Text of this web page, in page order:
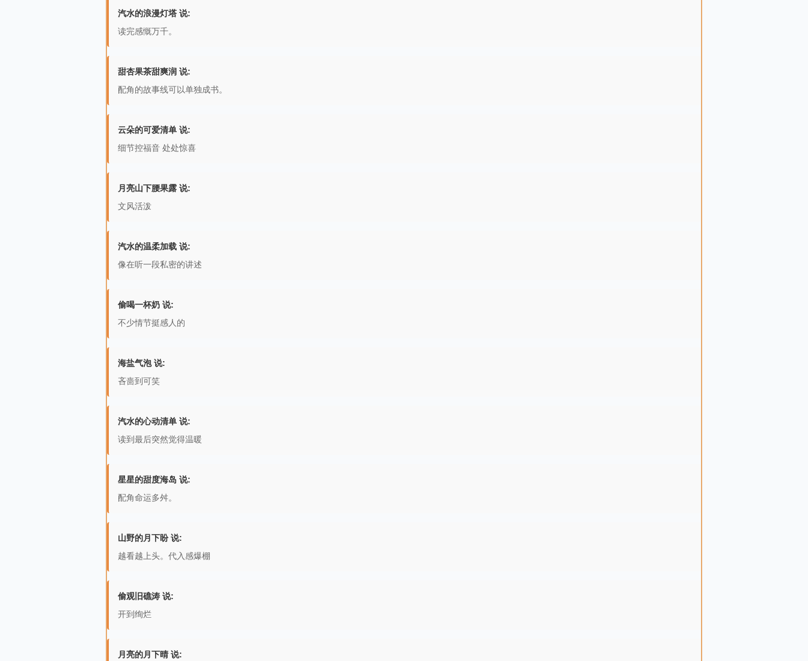
汽水的浪漫灯塔 说:
读完感慨万千。
甜杏果茶甜爽润 说:
配角的故事线可以单独成书。
云朵的可爱清单 说:
细节控福音 处处惊喜
月亮山下腰果露 说:
文风活泼
汽水的温柔加载 说:
像在听一段私密的讲述
偷喝一杯奶 说:
不少情节挺感人的
海盐气泡 说:
吝啬到可笑
汽水的心动清单 说:
读到最后突然觉得温暖
星星的甜度海岛 说:
配角命运多舛。
山野的月下盼 说:
越看越上头。代入感爆棚
偷观旧礁涛 说:
开到绚烂
月亮的月下晴 说: